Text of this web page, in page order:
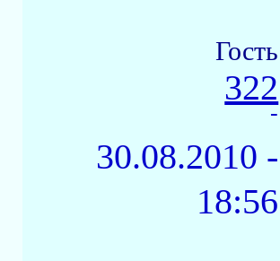
Гость
322
-
30.08.2010 -
18:56